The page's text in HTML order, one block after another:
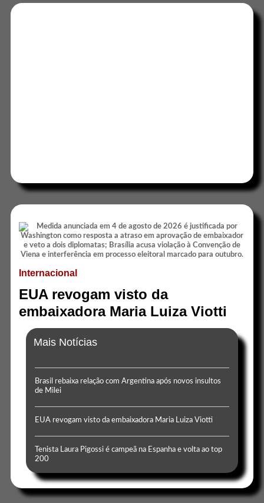
Internacional
EUA revogam visto da
embaixadora Maria Luiza Viotti
Mais Notícias
Brasil rebaixa relação com Argentina após novos insultos
de Milei
EUA revogam visto da embaixadora Maria Luiza Viotti
Tenista Laura Pigossi é campeã na Espanha e volta ao top
200